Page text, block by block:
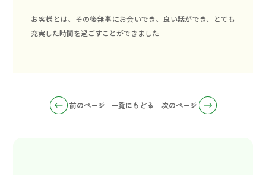
お客様とは、その後無事にお会いでき、良い話ができ、とても
充実した時間を過ごすことができました
前のページ 一覧にもどる 次のページ